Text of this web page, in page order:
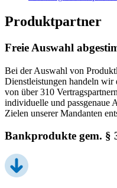
Produktpartner
Freie Auswahl
Bei der Auswahl von
Dienstleistungen handeln wir
von über 310
individuelle und passgenaue
Zielen unserer Mandanten
Bankprodukte gem. §